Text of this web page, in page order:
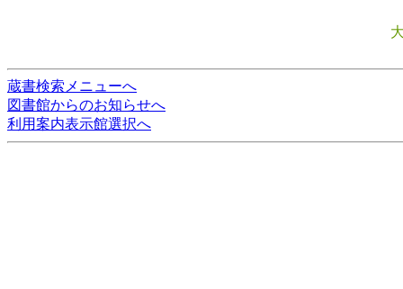
蔵書検索メニューへ
図書館からのお知らせへ
利用案内表示館選択へ